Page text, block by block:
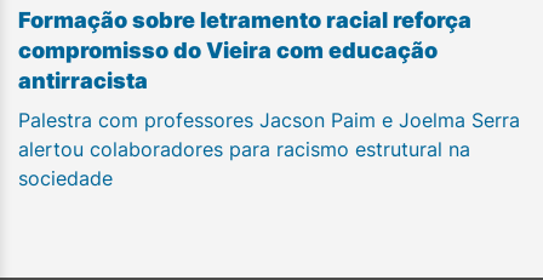
Formação sobre letramento racial reforça
compromisso do Vieira com educação
antirracista
Palestra com professores Jacson Paim e Joelma Serra
alertou colaboradores para racismo estrutural na
sociedade